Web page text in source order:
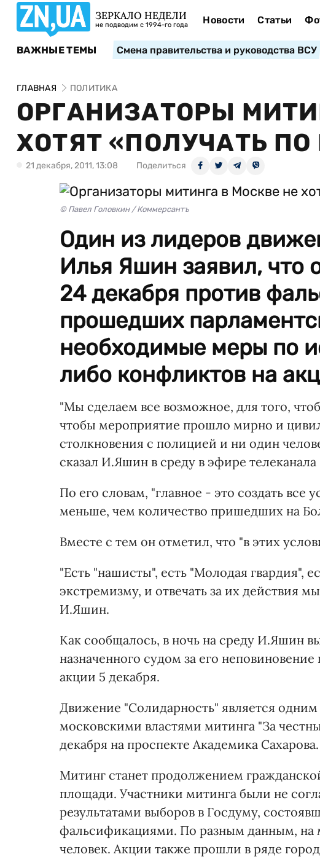
ЗЕРКАЛО НЕДЕЛИ
не подводим с 1994-го года Новости Статьи
ВАЖНЫЕ ТЕМЫ Смена правительства и руководства ВСУ
ГЛАВНАЯ ПОЛИТИКА
ОРГАНИЗАТОРЫ
ХОТЯТ «ПОЛУЧАТЬ
21 декабря, 2011, 13:08 Поделиться
© Павел Головкин / Коммерсантъ
Один из лидеров
Илья Яшин заявил, что
24 декабря против
прошедших
необходимые меры по
либо конфликтов на
"Мы сделаем все возможное, для того,
чтобы мероприятие прошло мирно и
столкновения с полицией и ни один
сказал И.Яшин в среду в эфире
По его словам, "главное - это создать
меньше, чем количество пришедших на
Вместе с тем он отметил, что "в этих
"Есть "нашисты", есть "Молодая гвардия",
экстремизму, и отвечать за их действия
И.Яшин.
Как сообщалось, в ночь на среду И.Яшин
назначенного судом за его
акции 5 декабря.
Движение "Солидарность" является одним
московскими властями митинга "За
декабря на проспекте Академика Сахарова.
Митинг станет продолжением
площади. Участники митинга были не
результатами выборов в Госдуму,
фальсификациями. По разным данным, на
человек. Акции также прошли в ряде